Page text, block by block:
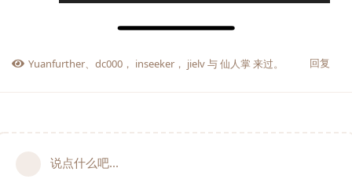
回复
Yuanfurther、 dc000 ， inseeker ， jielv与仙人掌来过。
说点什么吧...